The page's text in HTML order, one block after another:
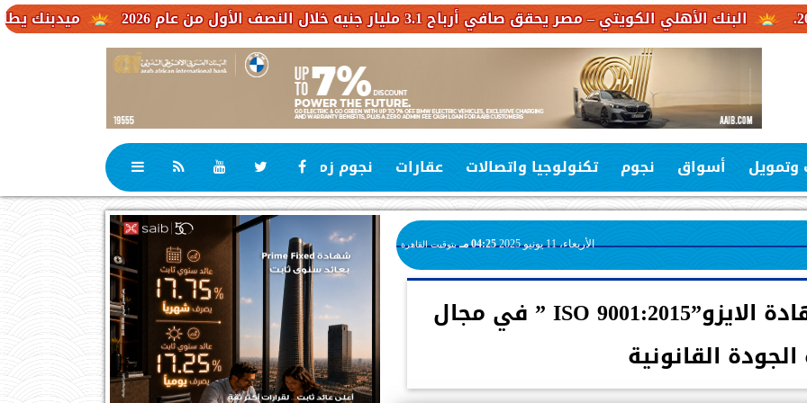
ميدبنك يطلق شهادة MID Plus بعائد متغير يصل إلى 19.65% لمدة ثلاث سنوات الكويتي – مصر يحقق صافي أرباح 3.1 مليار جنيه خلال النصف الأول من عام 2026
وتمويل أسواق نجوم تكنولوجيا واتصالات عقارات نجوم زمان رياضة
الأربعاء، 11 يونيو 2025 04:25 مـ بتوقيت القاهرة
بنك مصر يحصل على شهادة الايزو”ISO 9001:2015 ” في مجال
الجودة القانونية